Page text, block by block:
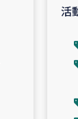
漁民によるマ
レバノン
活